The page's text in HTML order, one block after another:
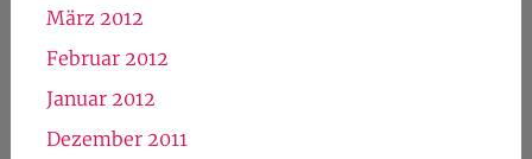
März 2012
Februar 2012
Januar 2012
Dezember 2011